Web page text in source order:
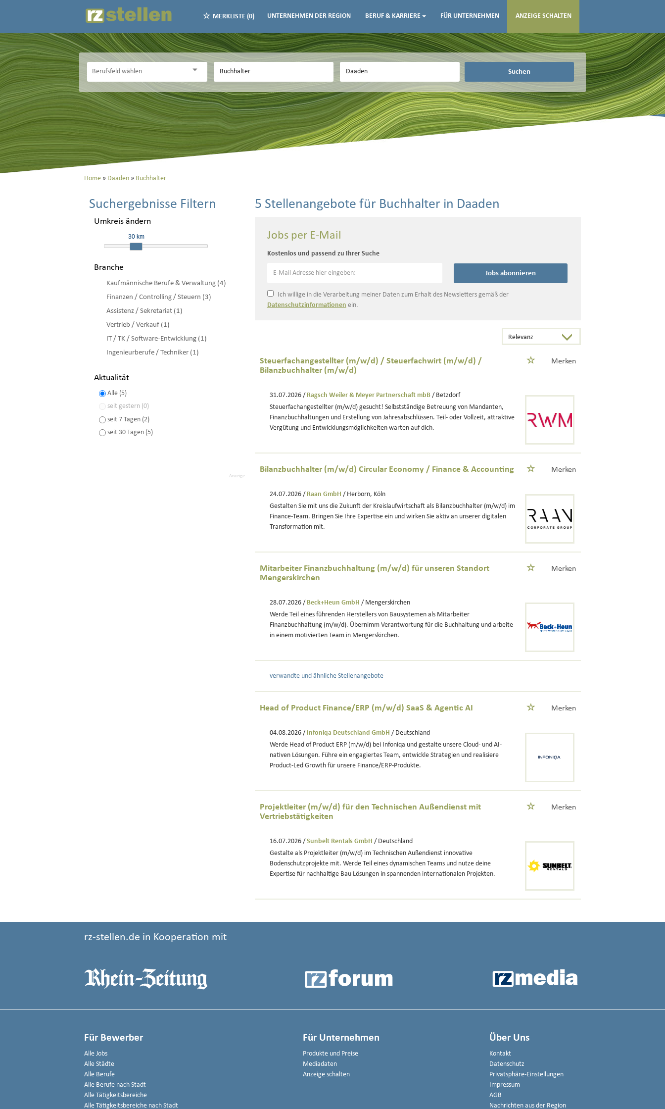
MERKLISTE (0) UNTERNEHMEN DER REGION BERUF & KARRIERE FÜR UNTERNEHMEN ANZEIGE SCHALTEN
Suchen
Home Daaden Buchhalter
Suchergebnisse Filtern
Umkreis ändern
30 km
Branche
Kaufmännische Berufe & Verwaltung (4)
Finanzen / Controlling / Steuern (3)
Assistenz / Sekretariat (1)
Vertrieb / Verkauf (1)
IT / TK / Software-Entwicklung (1)
Ingenieurberufe / Techniker (1)
Aktualität
Alle (5)
seit gestern (0)
seit 7 Tagen (2)
seit 30 Tagen (5)
Anzeige
5 Stellenangebote für Buchhalter in Daaden
Jobs per E-Mail
Kostenlos und passend zu Ihrer Suche
Jobs abonnieren
Ich willige in die Verarbeitung meiner Daten zum Erhalt des Newsletters gemäß der
Datenschutzinformationen ein.
Steuerfachangestellter (m/w/d) / Steuerfachwirt (m/w/d) /
Bilanzbuchhalter (m/w/d)
Merken
31.07.2026 / Ragsch Weiler & Meyer Partnerschaft mbB / Betzdorf
Steuerfachangestellter (m/w/d) gesucht! Selbstständige Betreuung von Mandanten,
Finanzbuchhaltungen und Erstellung von Jahresabschlüssen. Teil- oder Vollzeit, attraktive
Vergütung und Entwicklungsmöglichkeiten warten auf dich.
Bilanzbuchhalter (m/w/d) Circular Economy / Finance & Accounting Merken
24.07.2026 / Raan GmbH / Herborn, Köln
Gestalten Sie mit uns die Zukunft der Kreislaufwirtschaft als Bilanzbuchhalter (m/w/d) im
Finance-Team. Bringen Sie Ihre Expertise ein und wirken Sie aktiv an unserer digitalen
Transformation mit.
Mitarbeiter Finanzbuchhaltung (m/w/d) für unseren Standort
Mengerskirchen
Merken
28.07.2026 / Beck+Heun GmbH / Mengerskirchen
Werde Teil eines führenden Herstellers von Bausystemen als Mitarbeiter
Finanzbuchhaltung (m/w/d). Übernimm Verantwortung für die Buchhaltung und arbeite
in einem motivierten Team in Mengerskirchen.
verwandte und ähnliche Stellenangebote
Head of Product Finance/ERP (m/w/d) SaaS & Agentic AI Merken
04.08.2026 / Infoniqa Deutschland GmbH / Deutschland
Werde Head of Product ERP (m/w/d) bei Infoniqa und gestalte unsere Cloud- und AI-
nativen Lösungen. Führe ein engagiertes Team, entwickle Strategien und realisiere
Product-Led Growth für unsere Finance/ERP-Produkte.
Projektleiter (m/w/d) für den Technischen Außendienst mit
Vertriebstätigkeiten
Merken
16.07.2026 / Sunbelt Rentals GmbH / Deutschland
Gestalte als Projektleiter (m/w/d) im Technischen Außendienst innovative
Bodenschutzprojekte mit. Werde Teil eines dynamischen Teams und nutze deine
Expertise für nachhaltige Bau Lösungen in spannenden internationalen Projekten.
rz-stellen.de in Kooperation mit
Für Bewerber
Alle Jobs
Alle Städte
Alle Berufe
Alle Berufe nach Stadt
Alle Tätigkeitsbereiche
Alle Tätigkeitsbereiche nach Stadt
Für Unternehmen
Produkte und Preise
Mediadaten
Anzeige schalten
Über Uns
Kontakt
Datenschutz
Privatsphäre-Einstellungen
Impressum
AGB
Nachrichten aus der Region